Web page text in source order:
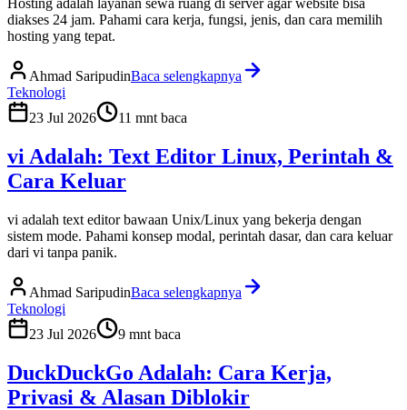
diakses 24 jam. Pahami cara kerja, fungsi, jenis, dan cara memilih
hosting yang tepat.
Ahmad SaripudinBaca selengkapnya
Teknologi
23 Jul 2026
11 mnt baca
vi Adalah: Text Editor Linux, Perintah &
Cara Keluar
vi adalah text editor bawaan Unix/Linux yang bekerja dengan
sistem mode. Pahami konsep modal, perintah dasar, dan cara keluar
dari vi tanpa panik.
Ahmad SaripudinBaca selengkapnya
Teknologi
23 Jul 2026
9 mnt baca
DuckDuckGo Adalah: Cara Kerja,
Privasi & Alasan Diblokir